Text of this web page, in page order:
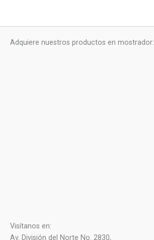
Adquiere nuestros productos en mostrador:
Visítanos en:
Av. División del Norte No. 2830,